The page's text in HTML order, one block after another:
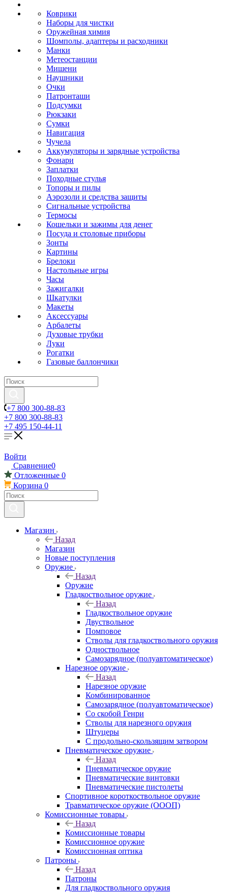
Коврики
Наборы для чистки
Оружейная химия
Шомполы, адаптеры и расходники
Манки
Метеостанции
Мишени
Наушники
Очки
Патронташи
Подсумки
Рюкзаки
Сумки
Навигация
Чучела
Аккумуляторы и зарядные устройства
Фонари
Заплатки
Походные стулья
Топоры и пилы
Аэрозоли и средства защиты
Сигнальные устройства
Термосы
Кошельки и зажимы для денег
Посуда и столовые приборы
Зонты
Картины
Брелоки
Настольные игры
Часы
Зажигалки
Шкатулки
Макеты
Аксессуары
Арбалеты
Духовые трубки
Луки
Рогатки
Газовые баллончики
+7 800 300-88-83
+7 800 300-88-83
+7 495 150-44-11
Войти
Сравнение0
Отложенные 0
Корзина 0
Магазин
Назад
Магазин
Новые поступления
Оружие
Назад
Оружие
Гладкоствольное оружие
Назад
Гладкоствольное оружие
Двуствольное
Помповое
Стволы для гладкоствольного оружия
Одноствольное
Самозарядное (полуавтоматическое)
Нарезное оружие
Назад
Нарезное оружие
Комбинированное
Самозарядное (полуавтоматическое)
Со скобой Генри
Стволы для нарезного оружия
Штуцеры
С продольно-скользящим затвором
Пневматическое оружие
Назад
Пневматическое оружие
Пневматические винтовки
Пневматические пистолеты
Спортивное короткоствольное оружие
Травматическое оружие (ОООП)
Комиссионные товары
Назад
Комиссионные товары
Комиссионное оружие
Комиссионная оптика
Патроны
Назад
Патроны
Для гладкоствольного оружия